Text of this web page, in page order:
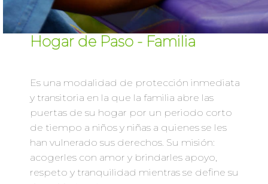
Hogar de Paso - Familia
Es una modalidad de protección inmediata
y transitoria en la que la familia abre las
puertas de su hogar por un periodo corto
de tiempo a niños y niñas a quienes se les
han vulnerado sus derechos. Su misión:
acogerles con amor y brindarles apoyo,
respeto y tranquilidad mientras se define su